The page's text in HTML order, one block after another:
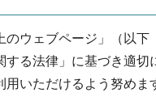
ウェブページ」（以
る法律」に基づき適
いただけるよう努めま